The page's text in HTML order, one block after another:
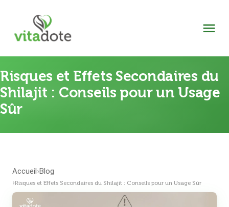
Risques et Effets Secondaires du
Shilajit : Conseils pour un Usage
Sûr
Accueil›Blog
›Risques et Effets Secondaires du Shilajit : Conseils pour un Usage Sûr